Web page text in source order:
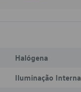
Halógena
Iluminação Interna